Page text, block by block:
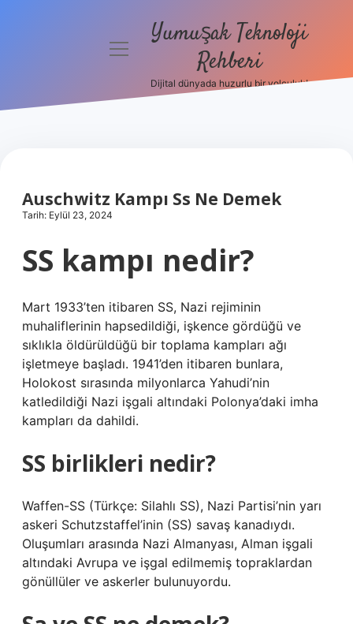
Hakkımızda
menüyüYumuşak Teknoloji
Rehberi
Dijital dünyada huzurlu bir yolculuk!
Auschwitz Kampı Ss Ne Demek
Tarih: Eylül 23, 2024
SS kampı nedir?
Mart 1933’ten itibaren SS, Nazi rejiminin
muhaliflerinin hapsedildiği, işkence gördüğü ve
sıklıkla öldürüldüğü bir toplama kampları ağı
işletmeye başladı. 1941’den itibaren bunlara,
Holokost sırasında milyonlarca Yahudi’nin
katledildiği Nazi işgali altındaki Polonya’daki imha
kampları da dahildi.
SS birlikleri nedir?
Waffen-SS (Türkçe: Silahlı SS), Nazi Partisi’nin yarı
askeri Schutzstaffel’inin (SS) savaş kanadıydı.
Oluşumları arasında Nazi Almanyası, Alman işgali
altındaki Avrupa ve işgal edilmemiş topraklardan
gönüllüler ve askerler bulunuyordu.